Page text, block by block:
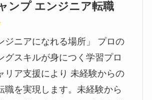
ンプ エンジニア転職
ジニアになれる場所」 プロの
グスキルが身につく学習プロ
リア支援により 未経験からの
職を実現します。未経験から